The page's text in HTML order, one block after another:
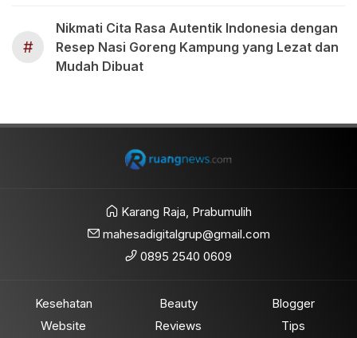
#
Nikmati Cita Rasa Autentik Indonesia dengan
Resep Nasi Goreng Kampung yang Lezat dan
Mudah Dibuat
Karang Raja, Prabumulih
mahesadigitalgrup@gmail.com
0895 2540 0609
Kesehatan
Website
Beauty
Reviews
Blogger
Tips